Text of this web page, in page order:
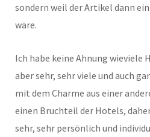
sondern weil der Artikel dann
wäre.
Ich habe keine Ahnung wieviele
aber sehr, sehr viele und auch
mit dem Charme aus einer
einen Bruchteil der Hotels,
sehr, sehr persönlich und